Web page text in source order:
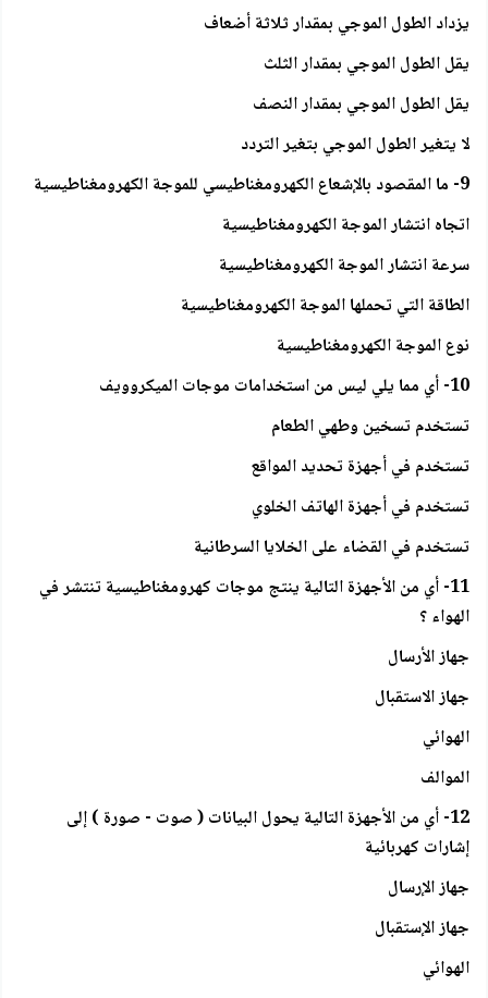
يزداد الطول الموجي بمقدار ثلاثة أضعاف
يقل الطول الموجي بمقدار الثلث
يقل الطول الموجي بمقدار النصف
لا يتغير الطول الموجي بتغير التردد
9- ما المقصود بالإشعاع الكهرومغناطيسي للموجة الكهرومغناطيسية
اتجاه انتشار الموجة الكهرومغناطيسية
سرعة انتشار الموجة الكهرومغناطيسية
الطاقة التي تحملها الموجة الكهرومغناطيسية
نوع الموجة الكهرومغناطيسية
10- أي مما يلي ليس من استخدامات موجات الميكروويف
تستخدم تسخين وطهي الطعام
تستخدم في أجهزة تحديد المواقع
تستخدم في أجهزة الهاتف الخلوي
تستخدم في القضاء على الخلايا السرطانية
11- أي من الأجهزة التالية ينتج موجات كهرومغناطيسية تنتشر في
الهواء ؟
جهاز الأرسال
جهاز الاستقبال
الهوائي
الموالف
12- أي من الأجهزة التالية يحول البيانات ( صوت - صورة ) إلى
إشارات كهربائية
جهاز الإرسال
جهاز الإستقبال
الهوائي